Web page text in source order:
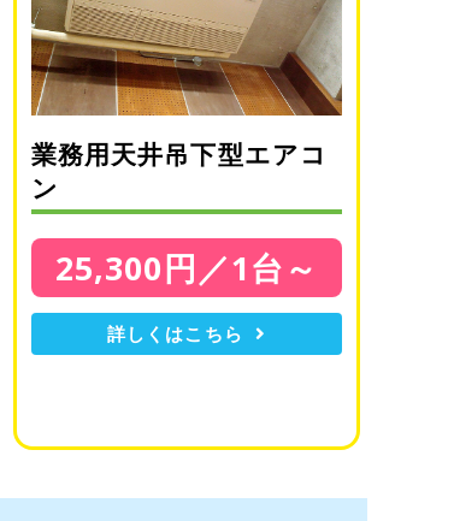
業務用天井吊下型エアコ
ン
25,300円／1台～
詳しくはこちら